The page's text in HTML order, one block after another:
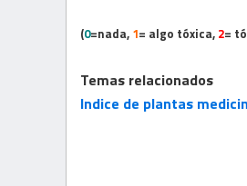
(0=nada, 1= algo tóxica, 2=
Temas relacionados
Indice de plantas